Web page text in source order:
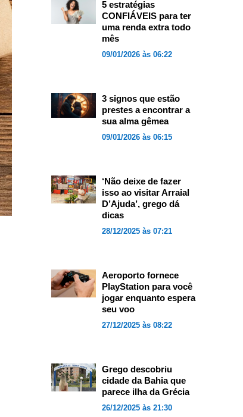
5 estratégias
CONFIÁVEIS para ter
uma renda extra todo
mês
09/01/2026 às 06:22
3 signos que estão
prestes a encontrar a
sua alma gêmea
09/01/2026 às 06:15
‘Não deixe de fazer
isso ao visitar Arraial
D’Ajuda’, grego dá
dicas
28/12/2025 às 07:21
Aeroporto fornece
PlayStation para você
jogar enquanto espera
seu voo
27/12/2025 às 08:22
Grego descobriu
cidade da Bahia que
parece ilha da Grécia
26/12/2025 às 21:30